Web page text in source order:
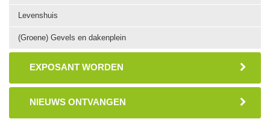
Levenshuis
(Groene) Gevels en dakenplein
EXPOSANT WORDEN
NIEUWS ONTVANGEN